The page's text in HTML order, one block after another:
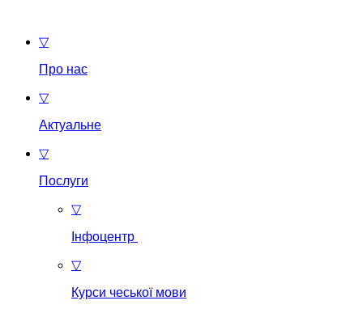
▽
Про нас
▽
Актуальне
▽
Послуги
▽
Інфоцентр
▽
Курси чеської мови